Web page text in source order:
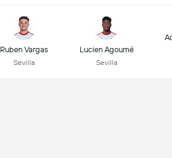
Ruben Vargas
Sevilla
Lucien Agoumé
Sevilla